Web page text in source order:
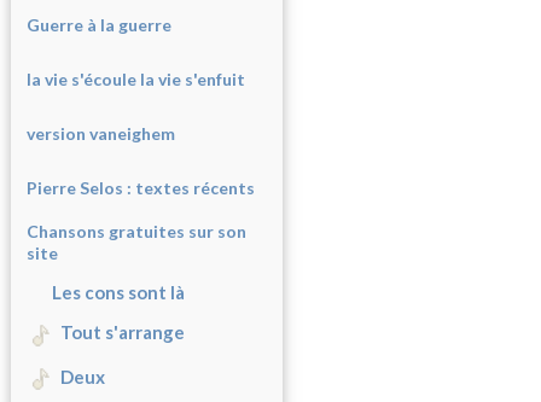
Guerre à la guerre
la vie s'écoule la vie s'enfuit
version vaneighem
Pierre Selos : textes récents
Chansons gratuites sur son
site
Les cons sont là
Tout s'arrange
Deux